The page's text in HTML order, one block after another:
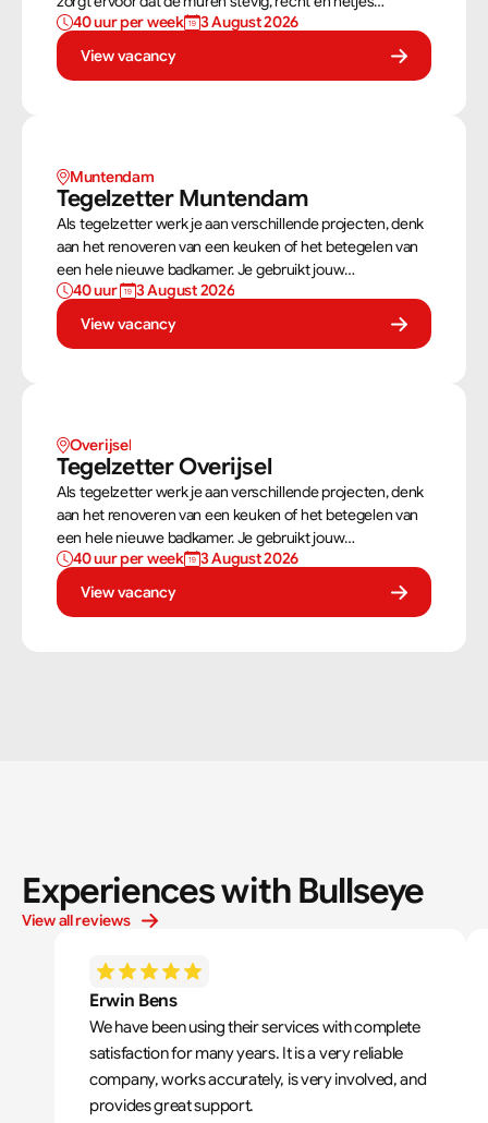
opgebouwd worden. Aan de hand van een bouwtekening
weet jij precies hoe een muur gebouwd moet worden. Als
metselaar kan je alleen werken of in een team je steentje
40 uur per week
3 August 2026
View vacancy
Muntendam
Tegelzetter Muntendam
Als tegelzetter werk je aan verschillende projecten, denk
aan het renoveren van een keuken of het betegelen van
een hele nieuwe badkamer. Je gebruikt jouw
vaardigheden om tegels perfect te plaatsen. Als
tegelzetter ben je voortdurend bezig met diverse taken.
40 uur
3 August 2026
View vacancy
Overijsel
Tegelzetter Overijsel
Als tegelzetter werk je aan verschillende projecten, denk
aan het renoveren van een keuken of het betegelen van
een hele nieuwe badkamer. Je gebruikt jouw
vaardigheden om tegels perfect te plaatsen. Als
tegelzetter ben je voortdurend bezig met diverse taken.
40 uur per week
3 August 2026
View vacancy
Experiences with Bullseye
View all reviews
Erwin Bens
We have been using their services with complete
satisfaction for many years. It is a very reliable
company, works accurately, is very involved, and
provides great support.